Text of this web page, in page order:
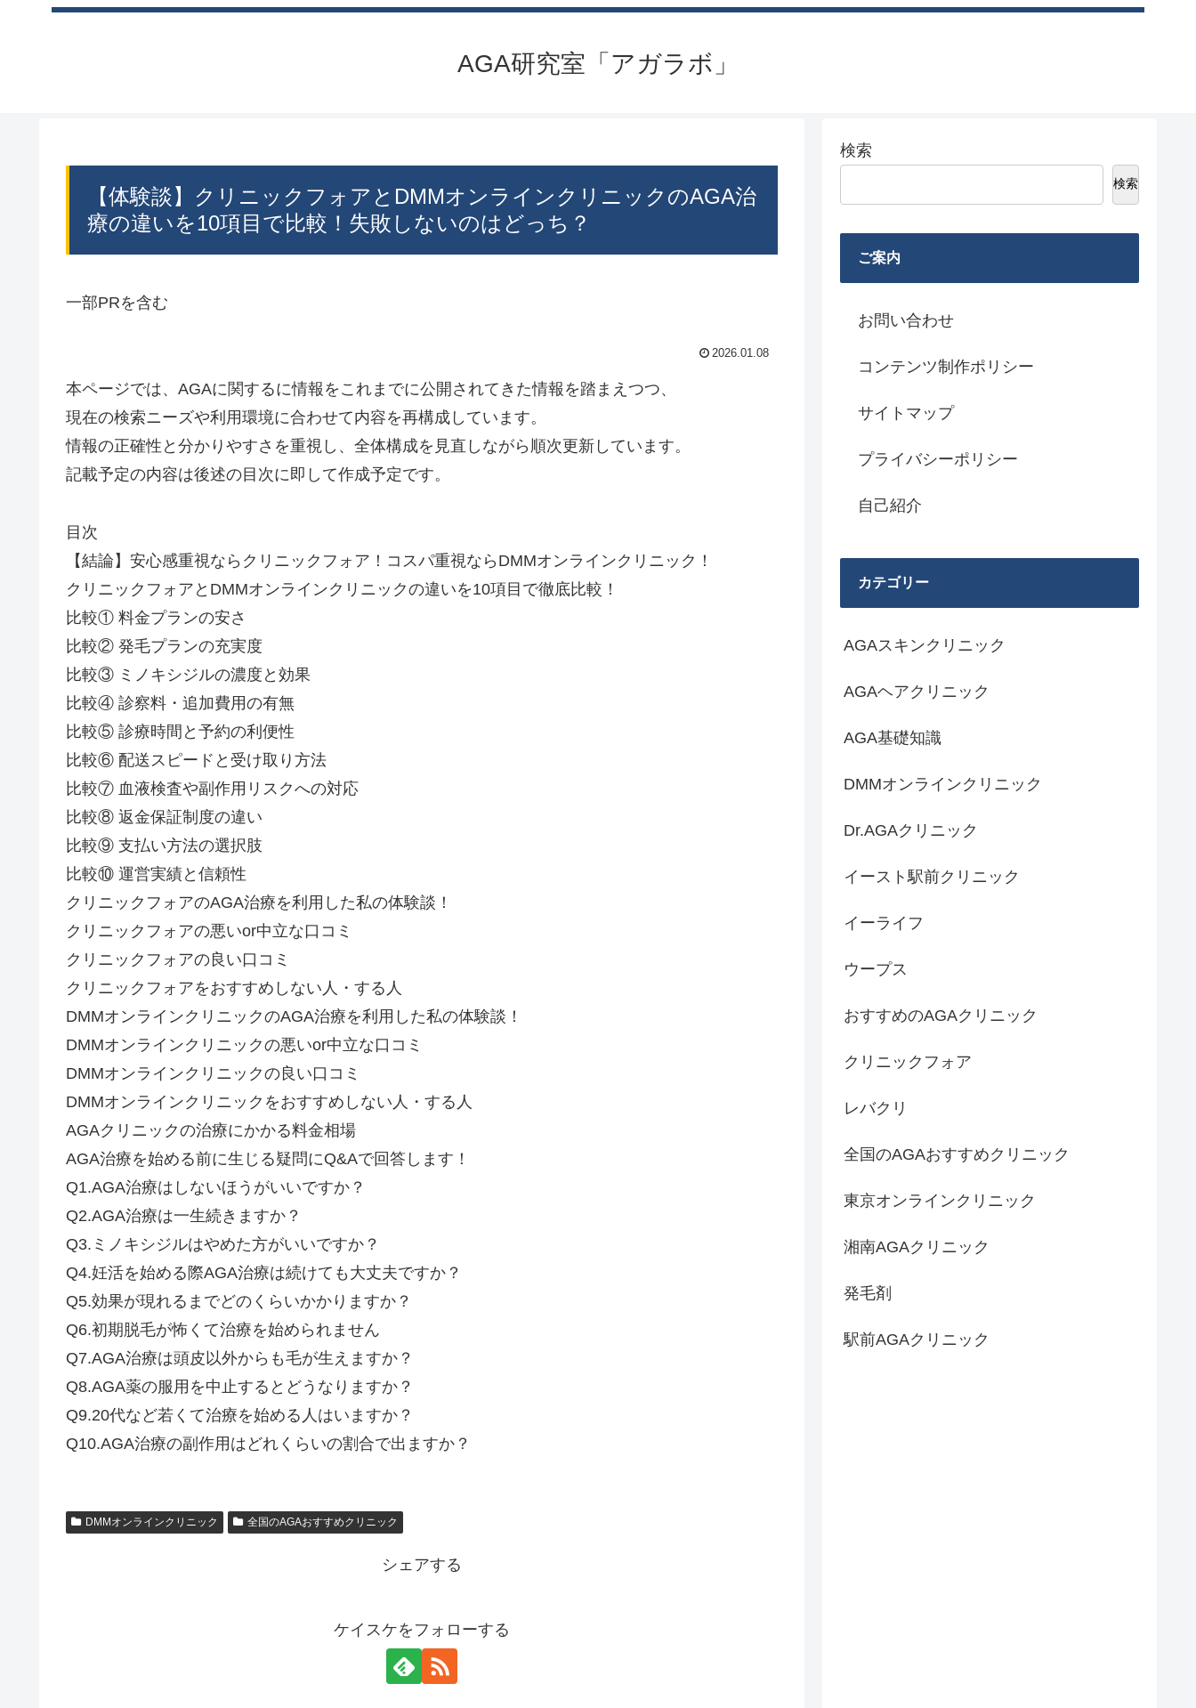
AGA研究室「アガラボ」
【体験談】クリニックフォアとDMMオンラインクリニックのAGA治
療の違いを10項目で比較！失敗しないのはどっち？
一部PRを含む
2026.01.08
本ページでは、AGAに関するに情報をこれまでに公開されてきた情報を踏まえつつ、
現在の検索ニーズや利用環境に合わせて内容を再構成しています。
情報の正確性と分かりやすさを重視し、全体構成を見直しながら順次更新しています。
記載予定の内容は後述の目次に即して作成予定です。
目次
【結論】安心感重視ならクリニックフォア！コスパ重視ならDMMオンラインクリニック！
クリニックフォアとDMMオンラインクリニックの違いを10項目で徹底比較！
比較① 料金プランの安さ
比較② 発毛プランの充実度
比較③ ミノキシジルの濃度と効果
比較④ 診察料・追加費用の有無
比較⑤ 診療時間と予約の利便性
比較⑥ 配送スピードと受け取り方法
比較⑦ 血液検査や副作用リスクへの対応
比較⑧ 返金保証制度の違い
比較⑨ 支払い方法の選択肢
比較⑩ 運営実績と信頼性
クリニックフォアのAGA治療を利用した私の体験談！
クリニックフォアの悪いor中立な口コミ
クリニックフォアの良い口コミ
クリニックフォアをおすすめしない人・する人
DMMオンラインクリニックのAGA治療を利用した私の体験談！
DMMオンラインクリニックの悪いor中立な口コミ
DMMオンラインクリニックの良い口コミ
DMMオンラインクリニックをおすすめしない人・する人
AGAクリニックの治療にかかる料金相場
AGA治療を始める前に生じる疑問にQ&Aで回答します！
Q1.AGA治療はしないほうがいいですか？
Q2.AGA治療は一生続きますか？
Q3.ミノキシジルはやめた方がいいですか？
Q4.妊活を始める際AGA治療は続けても大丈夫ですか？
Q5.効果が現れるまでどのくらいかかりますか？
Q6.初期脱毛が怖くて治療を始められません
Q7.AGA治療は頭皮以外からも毛が生えますか？
Q8.AGA薬の服用を中止するとどうなりますか？
Q9.20代など若くて治療を始める人はいますか？
Q10.AGA治療の副作用はどれくらいの割合で出ますか？
DMMオンラインクリニック 全国のAGAおすすめクリニック
シェアする
ケイスケをフォローする
検索
検索
ご案内
お問い合わせ
コンテンツ制作ポリシー
サイトマップ
プライバシーポリシー
自己紹介
カテゴリー
AGAスキンクリニック
AGAヘアクリニック
AGA基礎知識
DMMオンラインクリニック
Dr.AGAクリニック
イースト駅前クリニック
イーライフ
ウープス
おすすめのAGAクリニック
クリニックフォア
レバクリ
全国のAGAおすすめクリニック
東京オンラインクリニック
湘南AGAクリニック
発毛剤
駅前AGAクリニック